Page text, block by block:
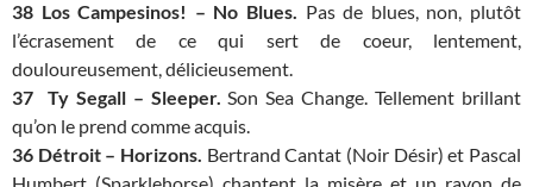
38 Los Campesinos! – No Blues. Pas de blues, non, plutôt
l’écrasement de ce qui sert de coeur, lentement,
douloureusement, délicieusement.
37 Ty Segall – Sleeper. Son Sea Change. Tellement brillant
qu’on le prend comme acquis.
36 Détroit – Horizons. Bertrand Cantat (Noir Désir) et Pascal